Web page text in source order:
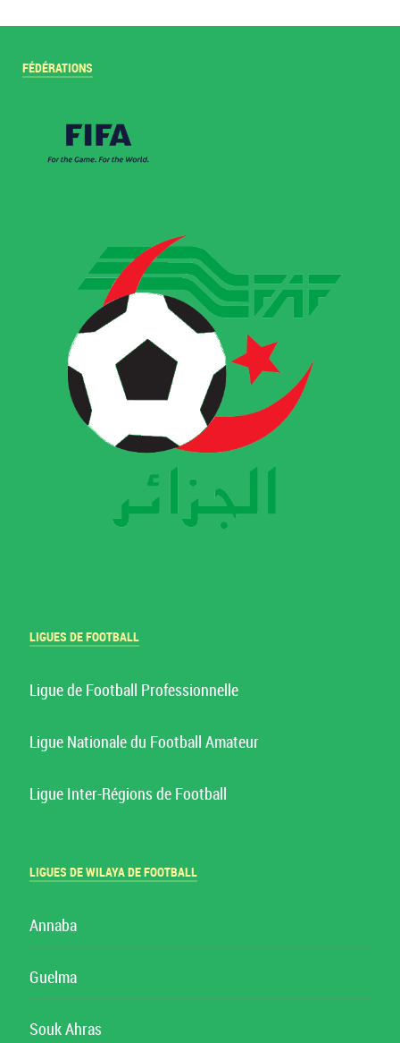
FÉDÉRATIONS
LIGUES DE FOOTBALL
Ligue de Football Professionnelle
Ligue Nationale du Football Amateur
Ligue Inter-Régions de Football
LIGUES DE WILAYA DE FOOTBALL
Annaba
Guelma
Souk Ahras